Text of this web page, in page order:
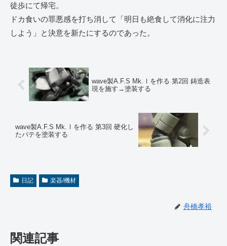
徒歩にて帰宅。
ドカ食いの罪悪感を打ち消して「明日も絶食して消化に注力
しよう」と決意を新たにするのであった。
wave製A.F.S Mk.Ⅰを作る 第2回 鋳造表
現を施す→塗装する
wave製A.F.S Mk.Ⅰを作る 第3回 硬化し
たパテを塗装する
日記 楽器/機材
舟橋孝裕
関連記事